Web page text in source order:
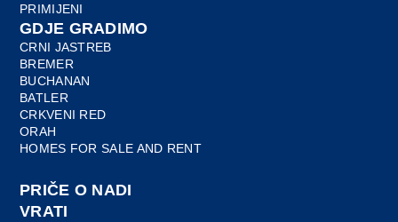
PRIMIJENI
GDJE GRADIMO
CRNI JASTREB
BREMER
BUCHANAN
BATLER
CRKVENI RED
ORAH
HOMES FOR SALE AND RENT
PRIČE O NADI
VRATI